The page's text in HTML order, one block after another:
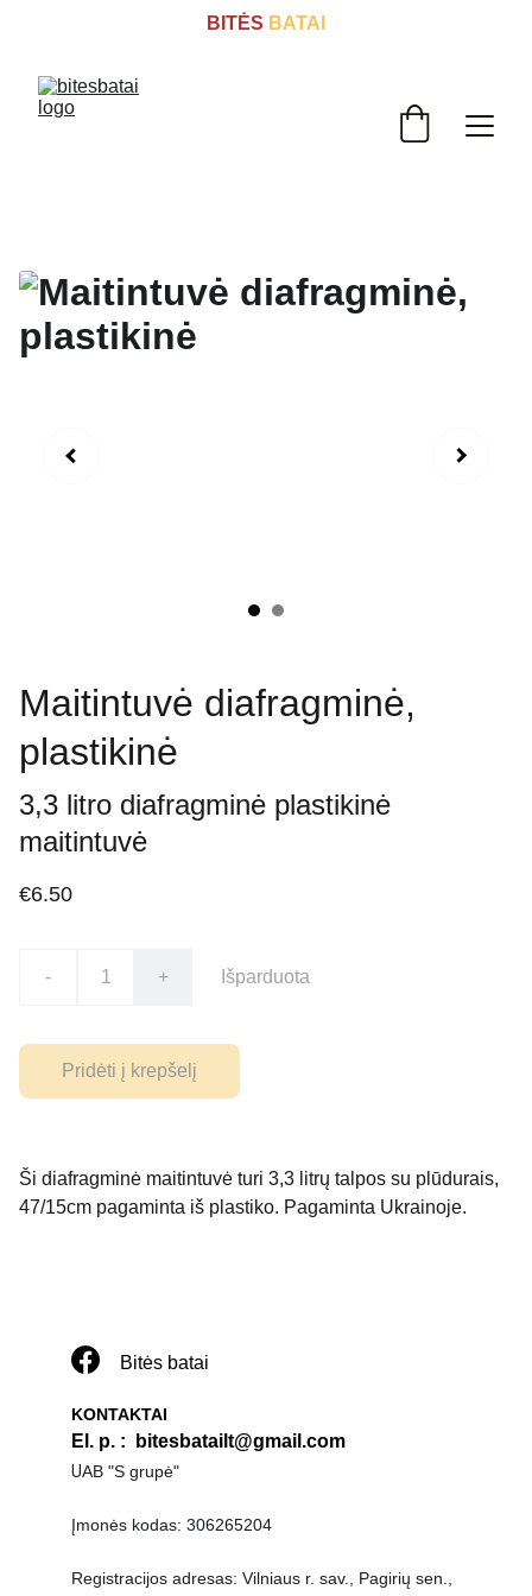
BITĖS BATAI
Maitintuvė diafragminė,
plastikinė
3,3 litro diafragminė plastikinė
maitintuvė
€6.50
- + Išparduota
Pridėti į krepšelį
Ši diafragminė maitintuvė turi 3,3 litrų talpos su plūdurais,
47/15cm pagaminta iš plastiko. Pagaminta Ukrainoje.
KONTAKTAI
El. p. : bitesbatailt@gmail.com
UAB "S grupė"
Įmonės kodas: 306265204
Registracijos adresas: Vilniaus r. sav., Pagirių sen.,
Bitės batai